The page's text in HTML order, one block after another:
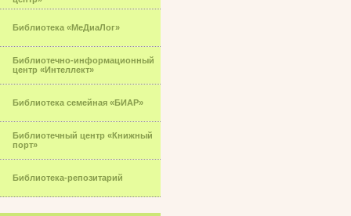
Библиотека «МеДиаЛог»
Библиотечно-информационный
центр «Интеллект»
Библиотека семейная «БИАР»
Библиотечный центр «Книжный
порт»
Библиотека-репозитарий